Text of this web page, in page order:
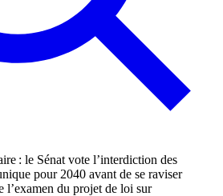
l’examen du projet de loi sur